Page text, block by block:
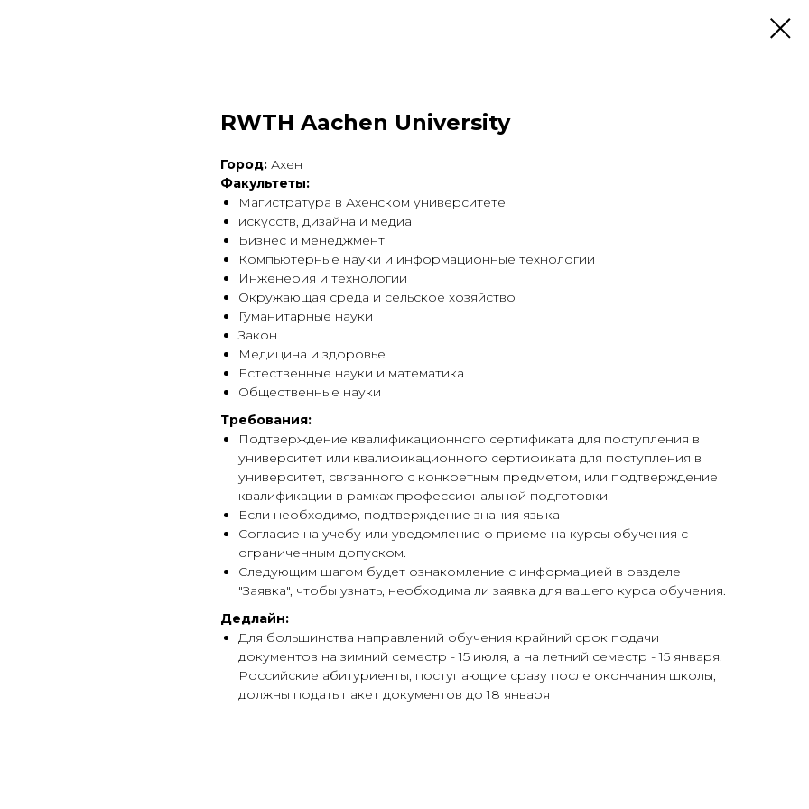
RWTH Aachen University
Город: Ахен
Факультеты:
Магистратура в Ахенском университете
искусств, дизайна и медиа
Бизнес и менеджмент
Компьютерные науки и информационные технологии
Инженерия и технологии
Окружающая среда и сельское хозяйство
Гуманитарные науки
Закон
Медицина и здоровье
Естественные науки и математика
Общественные науки
Требования:
Подтверждение квалификационного сертификата для поступления в
университет или квалификационного сертификата для поступления в
университет, связанного с конкретным предметом, или подтверждение
квалификации в рамках профессиональной подготовки
Если необходимо, подтверждение знания языка
Согласие на учебу или уведомление о приеме на курсы обучения с
ограниченным допуском.
Следующим шагом будет ознакомление с информацией в разделе
"Заявка", чтобы узнать, необходима ли заявка для вашего курса обучения.
Дедлайн:
Для большинства направлений обучения крайний срок подачи
документов на зимний семестр - 15 июля, а на летний семестр - 15 января.
Российские абитуриенты, поступающие сразу после окончания школы,
должны подать пакет документов до 18 января